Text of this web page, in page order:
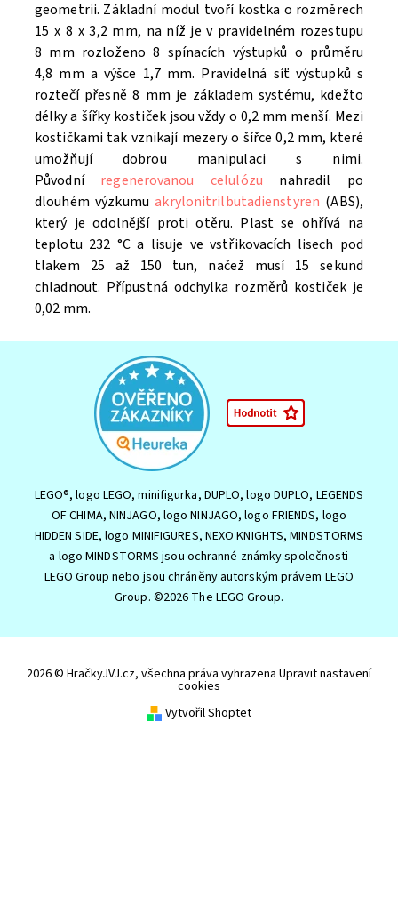
geometrii. Základní modul tvoří kostka o rozměrech
15 x 8 x 3,2 mm, na níž je v pravidelném rozestupu
8 mm rozloženo 8 spínacích výstupků o průměru
4,8 mm a výšce 1,7 mm. Pravidelná síť výstupků s
roztečí přesně 8 mm je základem systému, kdežto
délky a šířky kostiček jsou vždy o 0,2 mm menší. Mezi
kostičkami tak vznikají mezery o šířce 0,2 mm, které
umožňují dobrou manipulaci s nimi.
Původní regenerovanou celulózu nahradil po
dlouhém výzkumuakrylonitrilbutadienstyren (ABS),
který je odolnější proti otěru. Plast se ohřívá na
teplotu 232 °C a lisuje ve vstřikovacích lisech pod
tlakem 25 až 150 tun, načež musí 15 sekund
chladnout. Přípustná odchylka rozměrů kostiček je
0,02 mm.
LEGO®, logo LEGO, minifigurka, DUPLO, logo DUPLO, LEGENDS
OF CHIMA, NINJAGO, logo NINJAGO, logo FRIENDS, logo
HIDDEN SIDE, logo MINIFIGURES, NEXO KNIGHTS, MINDSTORMS
a logo MINDSTORMS jsou ochranné známky společnosti
LEGO Group nebo jsou chráněny autorským právem LEGO
Group. ©2026 The LEGO Group.
2026 © HračkyJVJ.cz, všechna práva vyhrazena Upravit nastavení
cookies
Vytvořil Shoptet